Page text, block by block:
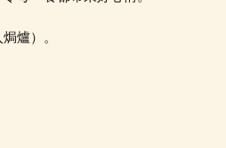
爐）。